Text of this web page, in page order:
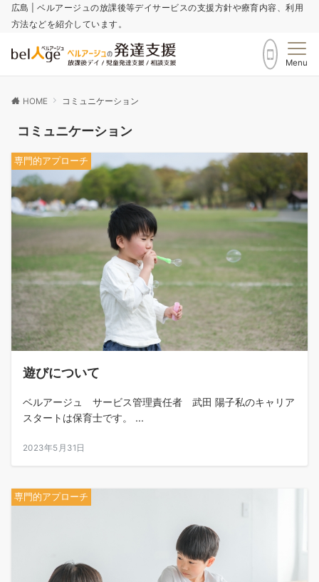
広島 | ベルアージュの放課後等デイサービスの支援方針や療育内容、利用
方法などを紹介しています。
Menu
HOME コミュニケーション
コミュニケーション
専門的アプローチ
遊びについて
ベルアージュ サービス管理責任者 武田 陽子私のキャリア
スタートは保育士です。 ...
2023年5月31日
専門的アプローチ